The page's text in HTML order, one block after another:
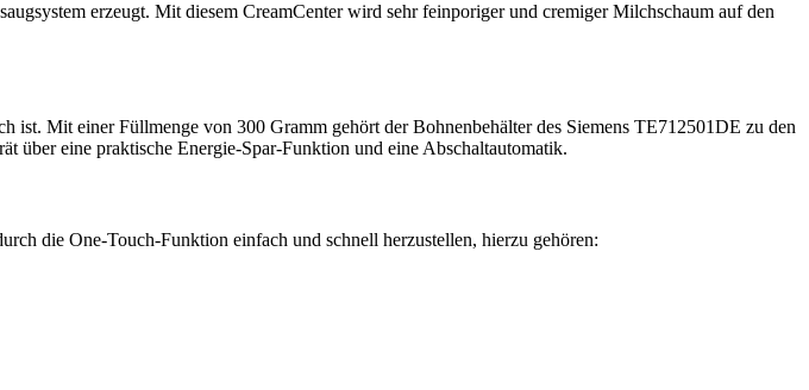
erzeugt. Mit diesem CreamCenter wird sehr feinporiger und cremiger Milchschaum auf den
Mit einer Füllmenge von 300 Gramm gehört der Bohnenbehälter des Siemens TE712501DE zu den
über eine praktische Energie-Spar-Funktion und eine Abschaltautomatik.
die One-Touch-Funktion einfach und schnell herzustellen, hierzu gehören: